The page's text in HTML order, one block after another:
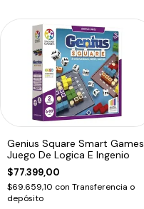
Genius Square Smart Games
Juego De Logica E Ingenio
$77.399,00
$69.659,10 con Transferencia o
depósito